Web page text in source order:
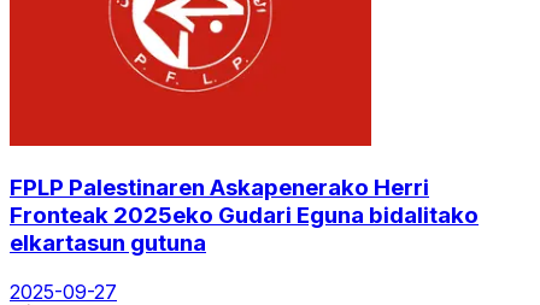
FPLP Palestinaren Askapenerako Herri
Fronteak 2025eko Gudari Eguna bidalitako
elkartasun gutuna
2025-09-27